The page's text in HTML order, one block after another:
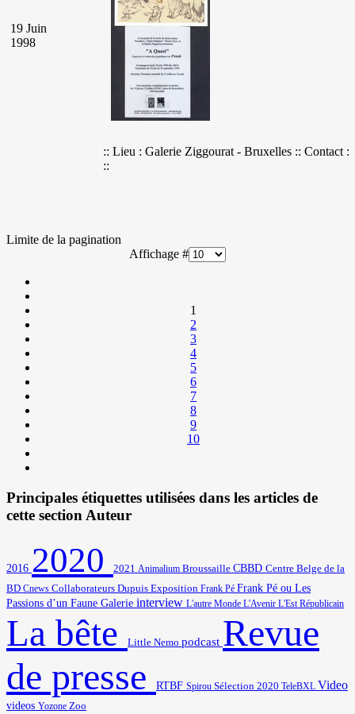
19 Juin
1998
:: Lieu : Galerie Ziggourat - Bruxelles :: Contact :
::
Limite de la pagination
Affichage #
1
2
3
4
5
6
7
8
9
10
Principales étiquettes utilisées dans les articles de
cette section Auteur
2016 2020 2021 Animalium Broussaille CBBD Centre Belge de la
BD Cnews Collaborateurs Dupuis Exposition Frank Pé Frank Pé ou Les
Passions d’un Faune Galerie interview L'autre Monde L'Avenir L'Est Républicain
La bête Little Nemo podcast Revue
de presse
RTBF Spirou Sélection 2020 TeleBXL Video
videos Yozone Zoo